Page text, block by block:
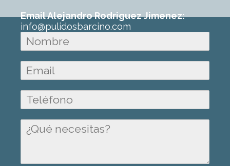
Email Alejandro Rodriguez Jimenez:
info@pulidosbarcino.com